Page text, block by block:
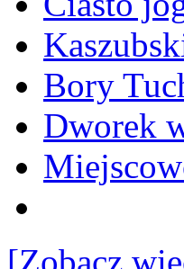
Bory
Dworek
[Zobacz